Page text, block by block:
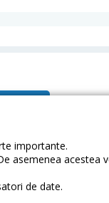
importante.
asemenea acestea
de date.
Sitemap